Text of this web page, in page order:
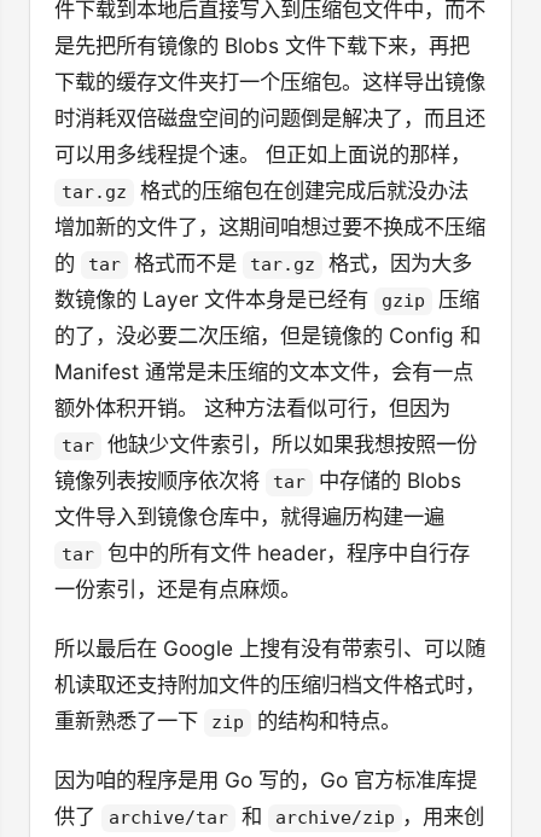
件下载到本地后直接写入到压缩包文件中，而不
是先把所有镜像的 Blobs 文件下载下来，再把
下载的缓存文件夹打一个压缩包。这样导出镜像
时消耗双倍磁盘空间的问题倒是解决了，而且还
可以用多线程提个速。 但正如上面说的那样，
tar.gz
格式的压缩包在创建完成后就没办法
增加新的文件了，这期间咱想过要不换成不压缩
的
tar 格式而不是 tar.gz
格式，因为大多
数镜像的 Layer 文件本身是已经有
gzip
压缩
的了，没必要二次压缩，但是镜像的 Config 和
Manifest 通常是未压缩的文本文件，会有一点
额外体积开销。 这种方法看似可行，但因为
tar
他缺少文件索引，所以如果我想按照一份
镜像列表按顺序依次将
tar
中存储的 Blobs
文件导入到镜像仓库中，就得遍历构建一遍
tar
包中的所有文件 header，程序中自行存
一份索引，还是有点麻烦。
所以最后在 Google 上搜有没有带索引、可以随
机读取还支持附加文件的压缩归档文件格式时，
重新熟悉了一下
zip 的结构和特点。
因为咱的程序是用 Go 写的，Go 官方标准库提
供了
archive/tar 和 archive/zip ，用来创